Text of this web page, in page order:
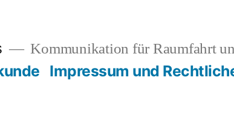
Kommunikation für Raumfahrt
Impressum und